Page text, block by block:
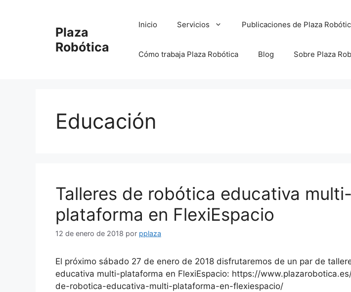
Plaza
Robótica
Inicio Servicios Publicaciones de Plaza
Cómo trabaja Plaza Robótica Blog Sobre Plaza
Educación
Talleres de robótica educativa multi-
plataforma en FlexiEspacio
12 de enero de 2018 por pplaza
El próximo sábado 27 de enero de 2018 disfrutaremos de un par de
educativa multi-plataforma en FlexiEspacio: https://
de-robotica-educativa-multi-plataforma-en-flexiespacio/